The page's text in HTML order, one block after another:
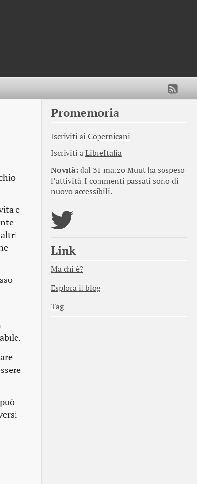
e
altri
Promemoria
Iscriviti ai Copernicani
Iscriviti aLibreItalia
Novità:dal 31 marzo Muut ha sospeso
l’attività. I commenti passati sono di
nuovo accessibili.
Link
Ma chi è?
Esplora il blog
Tag